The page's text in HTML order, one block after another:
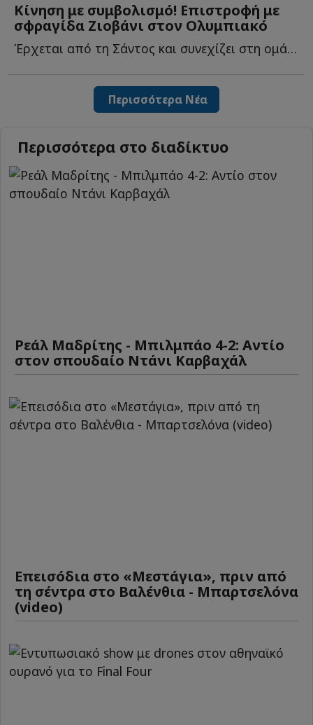
Κίνηση με συμβολισμό! Επιστροφή με
σφραγίδα Ζιοβάνι στον Ολυμπιακό
Έρχεται από τη Σάντος και συνεχίζει στη ομάδα του Πειραιά μ...
Περισσότερα Νέα
Περισσότερα στο διαδίκτυο
Ρεάλ Μαδρίτης - Μπιλμπάο 4-2: Αντίο
στον σπουδαίο Ντάνι Καρβαχάλ
Επεισόδια στο «Μεστάγια», πριν από
τη σέντρα στο Βαλένθια - Μπαρτσελόνα
(video)